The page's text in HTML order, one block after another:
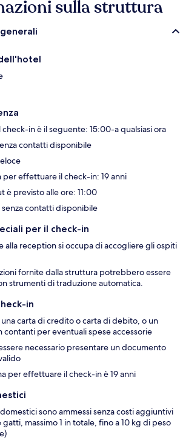
sulla struttura
check-in è il seguente: 15:00-a qualsiasi ora
contatti disponibile
per effettuare il check-in: 19 anni
è previsto alle ore: 11:00
contatti disponibile
per il check-in
alla reception si occupa di accogliere gli ospiti
fornite dalla struttura potrebbero essere
strumenti di traduzione automatica.
in
carta di credito o carta di debito, o un
contanti per eventuali spese accessorie
necessario presentare un documento
per effettuare il check-in è 19 anni
sono ammessi senza costi aggiuntivi
gatti, massimo 1 in totale, fino a 10 kg di peso